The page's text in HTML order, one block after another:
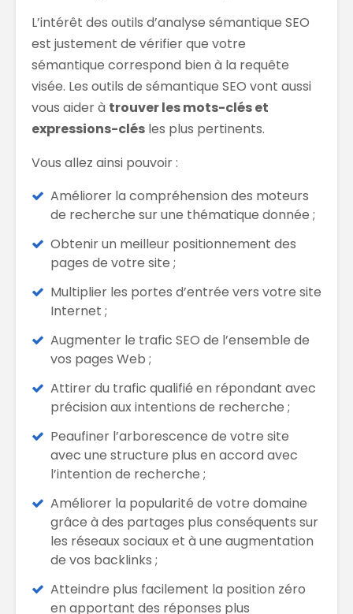
L’intérêt des outils d’analyse sémantique SEO
est justement de vérifier que votre
sémantique correspond bien à la requête
visée. Les outils de sémantique SEO vont aussi
vous aider à trouver les mots-cléset
expressions-clés les plus pertinents.
Vous allez ainsi pouvoir :
Améliorer la compréhension des moteurs
de recherche sur une thématique donnée ;
Obtenir un meilleur positionnement des
pages de votre site ;
Multiplier les portes d’entrée vers votre site
Internet ;
Augmenter le trafic SEO de l’ensemble de
vos pages Web ;
Attirer du trafic qualifié en répondant avec
précision aux intentions de recherche ;
Peaufiner l’arborescence de votre site
avec une structure plus en accord avec
l’intention de recherche ;
Améliorer la popularité de votre domaine
grâce à des partages plus conséquents sur
les réseaux sociaux et à une augmentation
de vos backlinks ;
Atteindre plus facilement la position zéro
en apportant des réponses plus